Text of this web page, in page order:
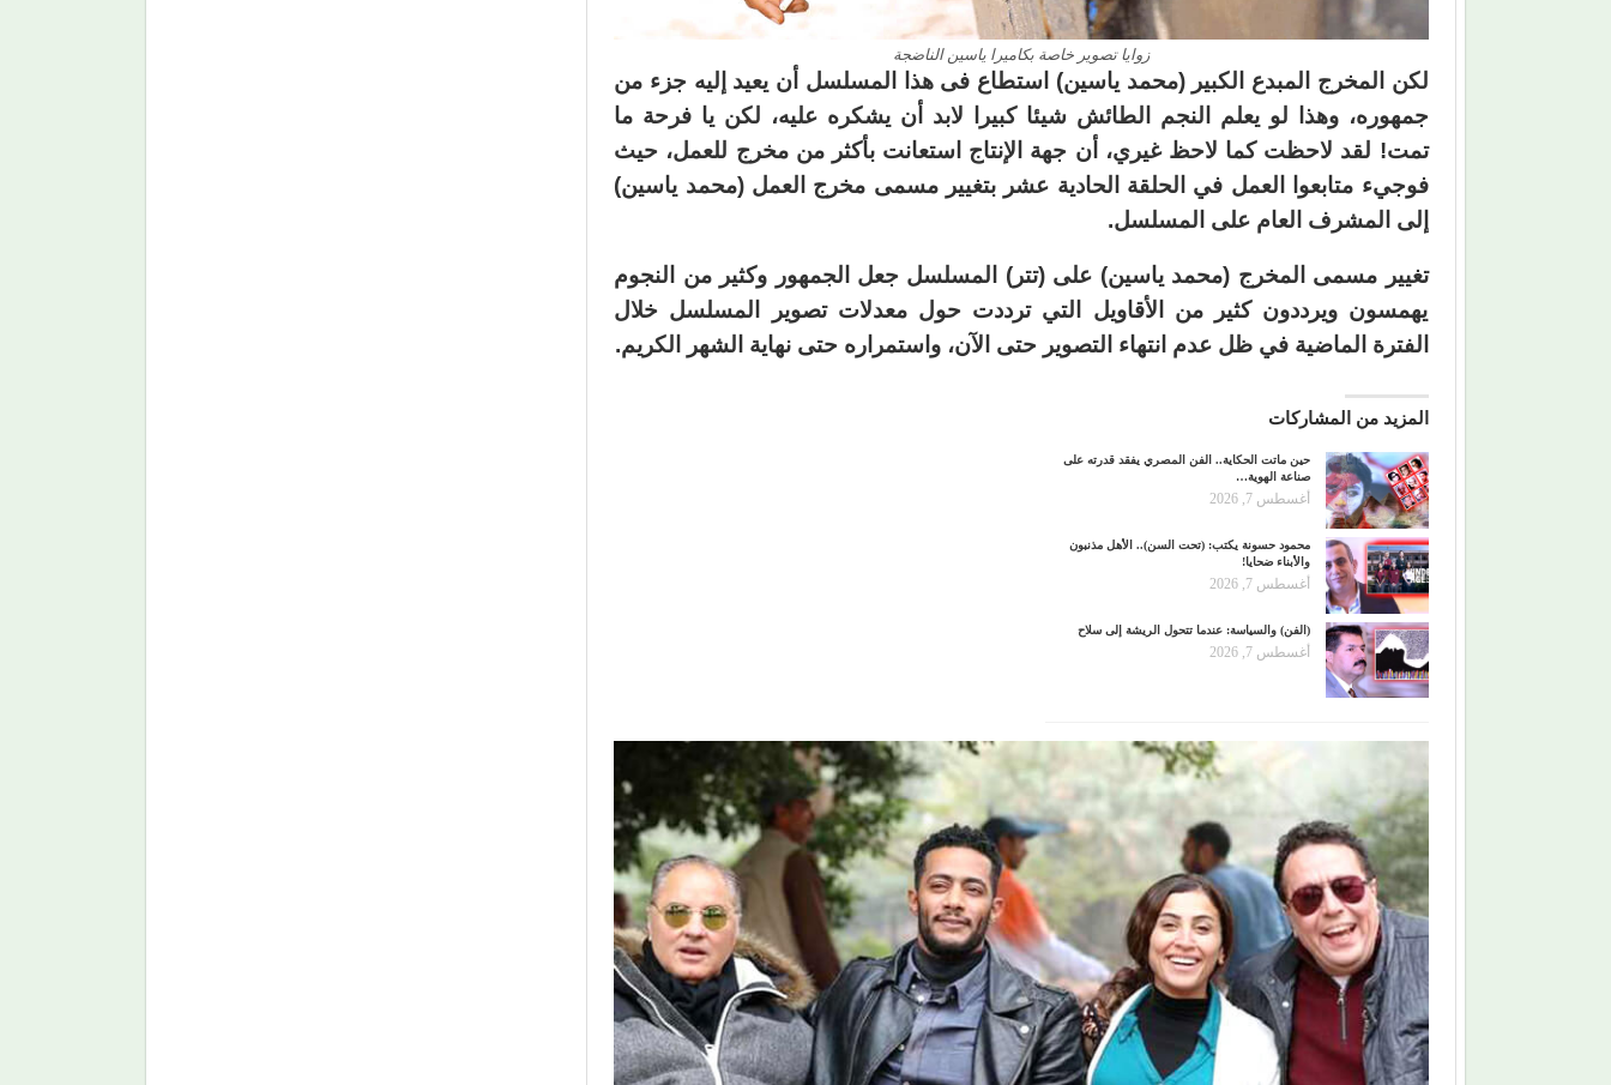
زوايا تصوير خاصة بكاميرا ياسين الناضجة
لكن المخرج المبدع الكبير (محمد ياسين) استطاع فى هذا المسلسل أن يعيد إليه جزء من
جمهوره، وهذا لو يعلم النجم الطائش شيئا كبيرا لابد أن يشكره عليه، لكن يا فرحة ما
تمت! لقد لاحظت كما لاحظ غيري، أن جهة الإنتاج استعانت بأكثر من مخرج للعمل، حيث
فوجيء متابعوا العمل في الحلقة الحادية عشر بتغيير مسمى مخرج العمل (محمد ياسين)
إلى المشرف العام على المسلسل.
تغيير مسمى المخرج (محمد ياسين) على (تتر) المسلسل جعل الجمهور وكثير من النجوم
يهمسون ويرددون كثير من الأقاويل التي ترددت حول معدلات تصوير المسلسل خلال
الفترة الماضية في ظل عدم انتهاء التصوير حتى الآن، واستمراره حتى نهاية الشهر الكريم.
المزيد من المشاركات
حين ماتت الحكاية.. الفن المصري يفقد قدرته على
صناعة الهوية…
أغسطس 7, 2026
محمود حسونة يكتب: (تحت السن).. الأهل مذنبون
والأبناء ضحايا!
أغسطس 7, 2026
(الفن) والسياسة: عندما تتحول الريشة إلى سلاح
أغسطس 7, 2026